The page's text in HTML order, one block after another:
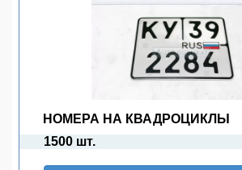
НОМЕРА НА КВАДРОЦИКЛЫ
1500 шт.